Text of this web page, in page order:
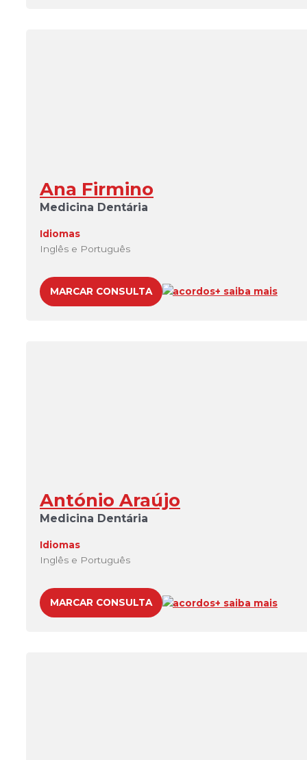
Ana Firmino
Medicina Dentária
Idiomas
Inglês e Português
MARCAR CONSULTA acordos+ saiba mais
António Araújo
Medicina Dentária
Idiomas
Inglês e Português
MARCAR CONSULTA acordos+ saiba mais